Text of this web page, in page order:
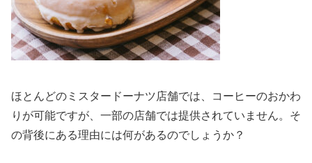
ほとんどのミスタードーナツ店舗では、コーヒーのおかわ
りが可能ですが、一部の店舗では提供されていません。そ
の背後にある理由には何があるのでしょうか？